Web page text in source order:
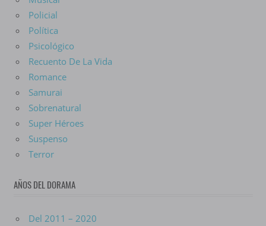
Policial
Política
Psicológico
Recuento De La Vida
Romance
Samurai
Sobrenatural
Super Héroes
Suspenso
Terror
AÑOS DEL DORAMA
Del 2011 – 2020